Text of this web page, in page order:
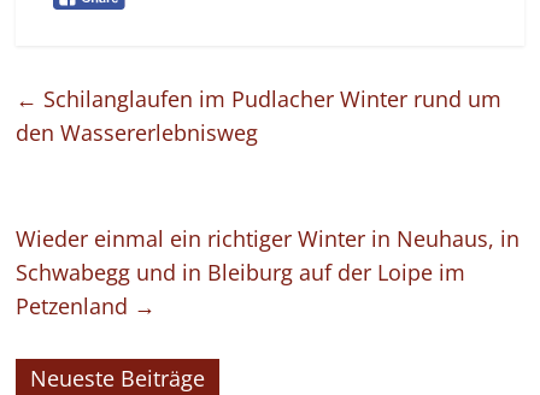
← Schilanglaufen im Pudlacher Winter rund um
den Wassererlebnisweg
Wieder einmal ein richtiger Winter in Neuhaus, in
Schwabegg und in Bleiburg auf der Loipe im
Petzenland →
Neueste Beiträge